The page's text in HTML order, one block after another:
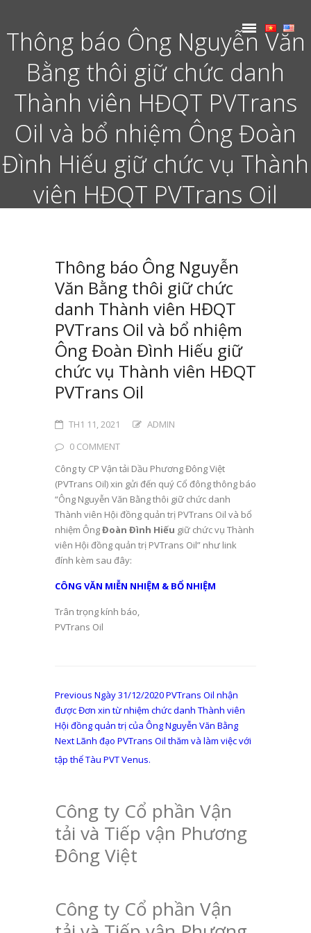
Thông báo Ông Nguyễn Văn
Bằng thôi giữ chức danh
Thành viên HĐQT PVTrans
Oil và bổ nhiệm Ông Đoàn
Đình Hiếu giữ chức vụ Thành
viên HĐQT PVTrans Oil
Thông báo Ông Nguyễn
Văn Bằng thôi giữ chức
danh Thành viên HĐQT
PVTrans Oil và bổ nhiệm
Ông Đoàn Đình Hiếu giữ
chức vụ Thành viên HĐQT
PVTrans Oil
TH1 11, 2021
ADMIN
0 COMMENT
Công ty CP Vận tải Dầu Phương Đông Việt
(PVTrans Oil) xin gửi đến quý Cổ đông thông báo
“Ông Nguyễn Văn Bằng thôi giữ chức danh
Thành viên Hội đồng quản trị PVTrans Oil và bổ
nhiệm ÔngĐoàn Đình Hiếu giữ chức vụ Thành
viên Hội đồng quản trị PVTrans Oil” như link
đính kèm sau đây:
CÔNG VĂN MIỄN NHIỆM & BỔ NHIỆM
Trân trọng kính báo,
PVTrans Oil
Điều
hướng
bài
viết
Previous Previous
post:
Ngày 31/12/2020 PVTrans Oil nhận
được Đơn xin từ nhiệm chức danh Thành viên
Hội đồng quản trị của Ông Nguyễn Văn Bằng
NextNext
post:
Lãnh đạo PVTrans Oil thăm và làm việc với
tập thể Tàu PVT Venus.
Công ty Cổ phần Vận
tải và Tiếp vận Phương
Đông Việt
Công ty Cổ phần Vận